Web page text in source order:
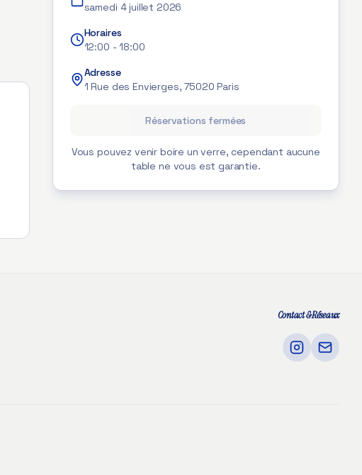
samedi 4 juillet 2026
Horaires
12:00 -18:00
Adresse
1 Rue des Envierges, 75020 Paris
Réservations fermées
Vous pouvez venir boire un verre, cependant aucune
table ne vous est garantie.
Contact & Réseaux